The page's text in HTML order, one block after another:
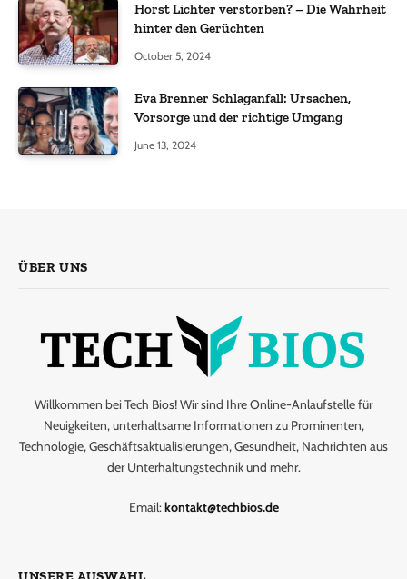
Horst Lichter verstorben? – Die Wahrheit
hinter den Gerüchten
October 5, 2024
Eva Brenner Schlaganfall: Ursachen,
Vorsorge und der richtige Umgang
June 13, 2024
ÜBER UNS
Willkommen bei Tech Bios! Wir sind Ihre Online-Anlaufstelle für
Neuigkeiten, unterhaltsame Informationen zu Prominenten,
Technologie, Geschäftsaktualisierungen, Gesundheit, Nachrichten aus
der Unterhaltungstechnik und mehr.
Email:kontakt@techbios.de